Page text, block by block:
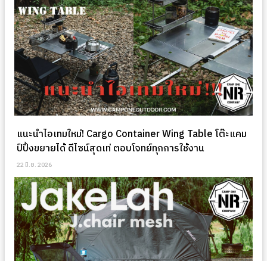
แนะนำไอเทมใหม่! Cargo Container Wing Table โต๊ะแคม
ป์ปิ้งขยายได้ ดีไซน์สุดเท่ ตอบโจทย์ทุกการใช้งาน
22 มิ.ย. 2026